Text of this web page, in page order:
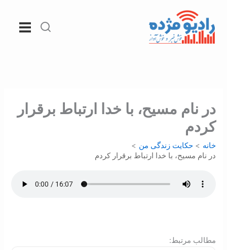
محتوا
در نام مسيح، با خدا ارتباط برقرار
کردم
خانه
حکایت زندگی من
در نام مسيح، با خدا ارتباط برقرار کردم
:مطالب مرتبط